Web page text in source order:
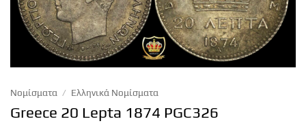
Νομίσματα / Ελληνικά Νομίσματα
Greece 20 Lepta 1874 PGC326